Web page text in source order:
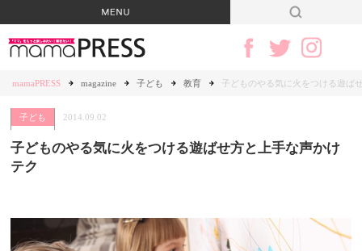
mamaPRESS magazine 子ども 教育 子どものやる気に火をつける遊ば
子ども 2014.09.02
子どものやる気に火をつける遊ばせ方と上手な声かけ
テク